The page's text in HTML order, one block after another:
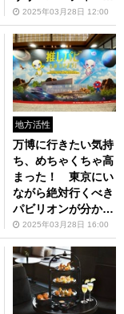
月25日開催
2025年03月28日 12:00
地方活性
万博に行きたい気持
ち、めちゃくちゃ高
まった！ 東京にい
ながら絶対行くべき
パビリオンが分かる
イベント
2025年03月28日 16:00